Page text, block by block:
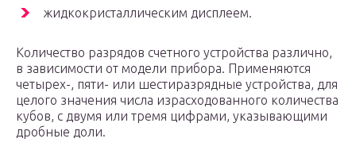
жидкокристаллическим дисплеем.
Количество разрядов счетного устройства различно,
в зависимости от модели прибора. Применяются
четырех-, пяти- или шестиразрядные устройства, для
целого значения числа израсходованного количества
кубов, с двумя или тремя цифрами, указывающими
дробные доли.